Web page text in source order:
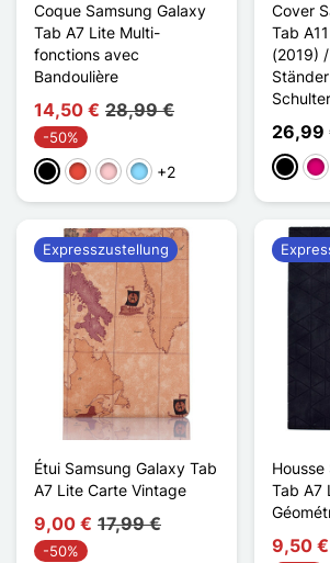
Coque Samsung Galaxy
Tab A7 Lite Multi-
fonctions avec
Bandoulière
14,50 € 28,99 €
-50%
Schwarz
Rot PinkHellblau
+2
Cover
Tab
(2019)
26,99
Étui Samsung Galaxy Tab
A7 Lite Carte Vintage
9,00 € 17,99 €
-50%
Expresszustellung
Housse
Tab A7
9,50 €